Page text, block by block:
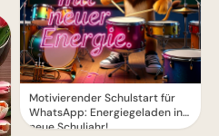
Motivierender Schulstart für
WhatsApp: Energiegeladen ins
neue Schuljahr!